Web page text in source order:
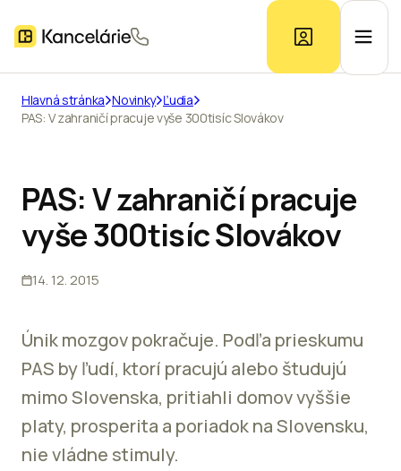
Ponuka kancelárií
Prieskum trhu
Kontakt
Hlavná stránka Novinky Ľudia
PAS: V zahraničí pracuje vyše 300tisíc Slovákov
PAS: V zahraničí pracuje
vyše 300tisíc Slovákov
14. 12. 2015
Únik mozgov pokračuje. Podľa prieskumu
PAS by ľudí, ktorí pracujú alebo študujú
mimo Slovenska, pritiahli domov vyššie
platy, prosperita a poriadok na Slovensku,
nie vládne stimuly.